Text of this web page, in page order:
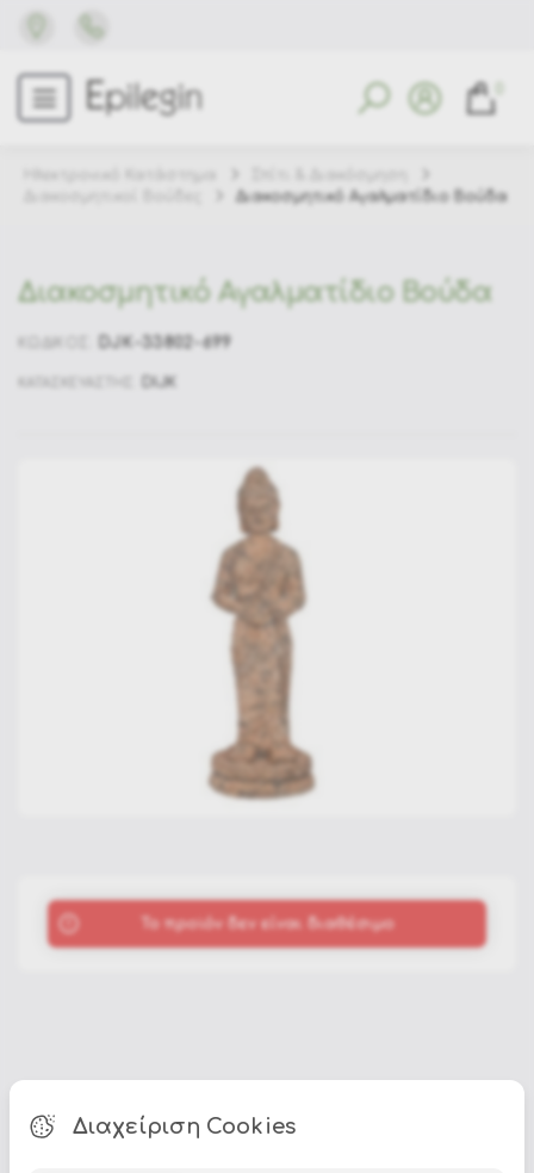
Διακοσμητικό Αγαλματίδιο Βούδα
Διακοσμητικό Αγαλματίδιο Βούδα
DJK-33802-699
DIJK
To προϊόν δεν είναι διαθέσιμο
να δώσετε χαρακτήρα στον χώρο σας. Στο Epilegin θα
Διαχείριση Cookies